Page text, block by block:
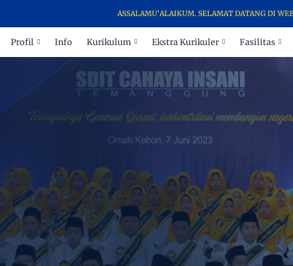
ASSALAMU'ALAIKUM. SELAMAT DATANG DI WEBSITE SDIT
Profil Info Kurikulum Ekstra Kurikuler Fasilitas